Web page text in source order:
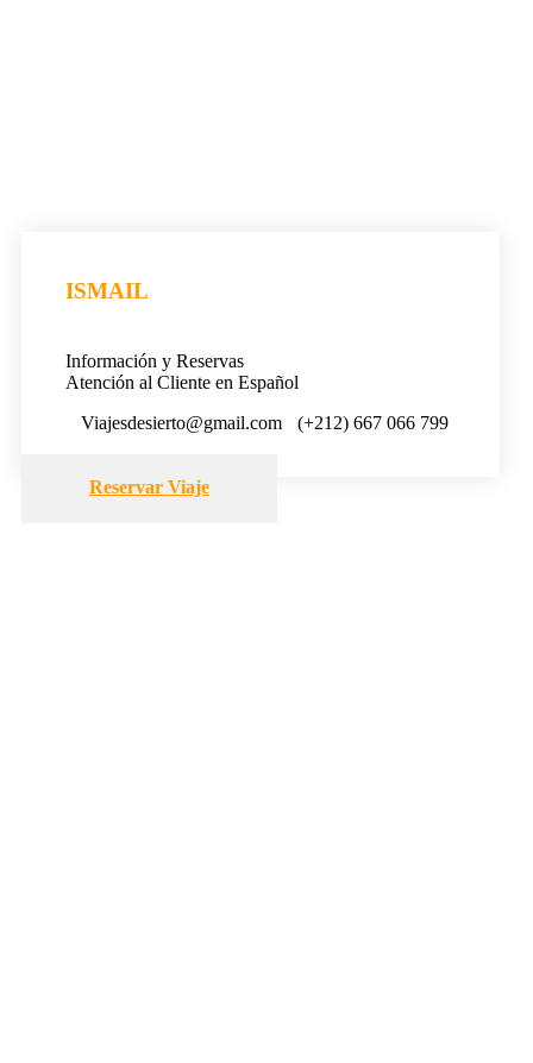
ISMAIL
Información y Reservas
Atención al Cliente en Español
Viajesdesierto@gmail.com
(+212) 667 066 799
Reservar Viaje